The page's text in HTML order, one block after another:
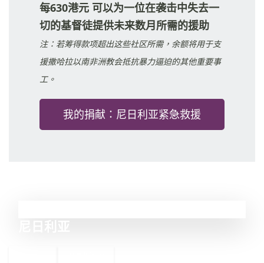
每630港元 可以为一位在袭击中失去一
切的基督徒提供未来数月所需的援助
注：若筹得款项超出这些社区所需，余额将用于支
援撒哈拉以南非洲教会抵抗暴力逼迫的其他重要事
工。
我的捐献：尼日利亚紧急救援